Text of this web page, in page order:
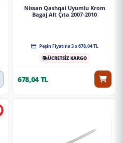
Nissan Qashqai Uyumlu Krom
Bagaj Alt Çıta 2007-2010
Peşin Fiyatına 3 x 678,04 TL
ÜCRETSİZ KARGO
678,04 TL